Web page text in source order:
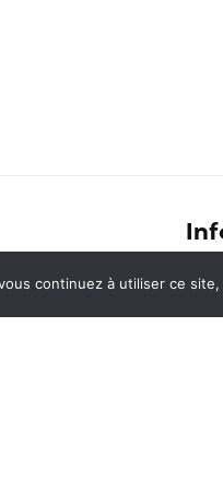
européennes où la
continuez à utiliser ce